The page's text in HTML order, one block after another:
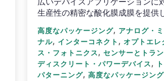
生産性の精密な酸化膜成膜を提供
高度なパッケージング, アナログ・
ナル, インターコネクト ,オプトエレ
ス・フォトニクス,センサーとトラ
ディスクリート・パワーデバイス,
パターニング,高度なパッケージング